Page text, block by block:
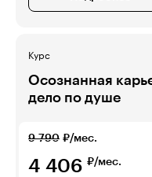
Курс
Осознанная
дело по душе
9 790 ₽/мес.
4 406 ₽/мес.